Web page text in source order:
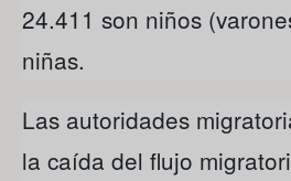
24.411 son niños
niñas.
Las autoridades
la caída del flujo